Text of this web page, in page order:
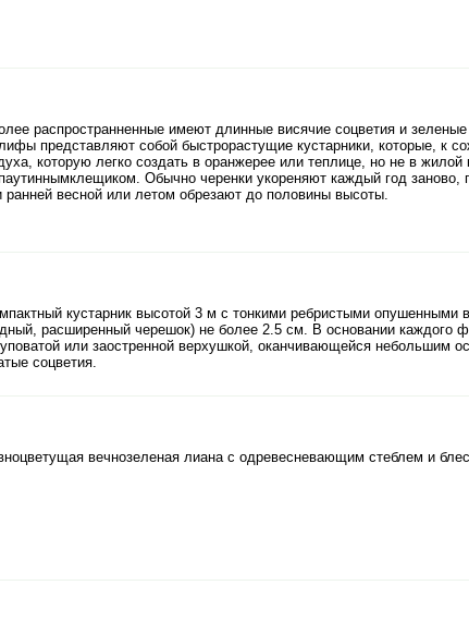
распространненные имеют длинные висячие соцветия и
представляют собой быстрорастущие кустарники, которые, к
которую легко создать в оранжерее или теплице, но не в
Обычно черенки укореняют каждый год заново,
весной или летом обрезают до половины высоты.
кустарник высотой 3 м с тонкими ребристыми опушенными
расширенный черешок) не более 2.5 см. В основании каждого
или заостренной верхушкой, оканчивающейся небольшим
соцветия.
вечнозеленая лиана с одревесневающим стеблем и